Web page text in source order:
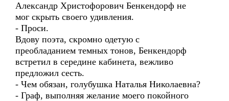
Александр Христофорович Бенкендорф не
мог скрыть своего удивления.
- Проси.
Вдову поэта, скромно одетую с
преобладанием темных тонов, Бенкендорф
встретил в середине кабинета, вежливо
предложил сесть.
- Чем обязан, голубушка Наталья Николаевна?
- Граф, выполняя желание моего покойного